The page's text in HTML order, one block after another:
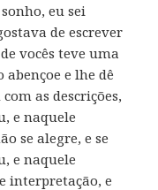
eu sei
de escrever
vocês teve uma
abençoe e lhe dê
as descrições,
e naquele
se alegre, e se
e naquele
interpretação, e